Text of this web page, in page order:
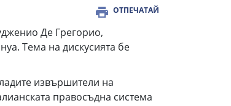
ОТПЕЧАТАЙ
Де Грегорио,
Тема на дискусията бе
извършители на
правосъдна система